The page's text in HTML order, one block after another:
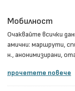
Мобилност
Очаквайте всички
амични: маршрути,
н., анонимизирани,
прочетете повече